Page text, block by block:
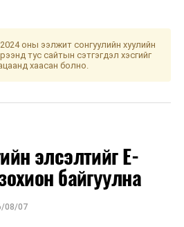
сарын 09-ний өдөр өргөн
даатгалын тухай
оруулах тухай хуулийн
хувь, хэмжээг орлуулах
оны ээлжит сонгуулийн хуулийн
тус сайтын сэтгэгдэл хэсгийг
хаасан болно.
элсэлтийг E-
байгуулна
08/07